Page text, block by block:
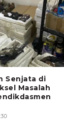
Senjata di
Masalah